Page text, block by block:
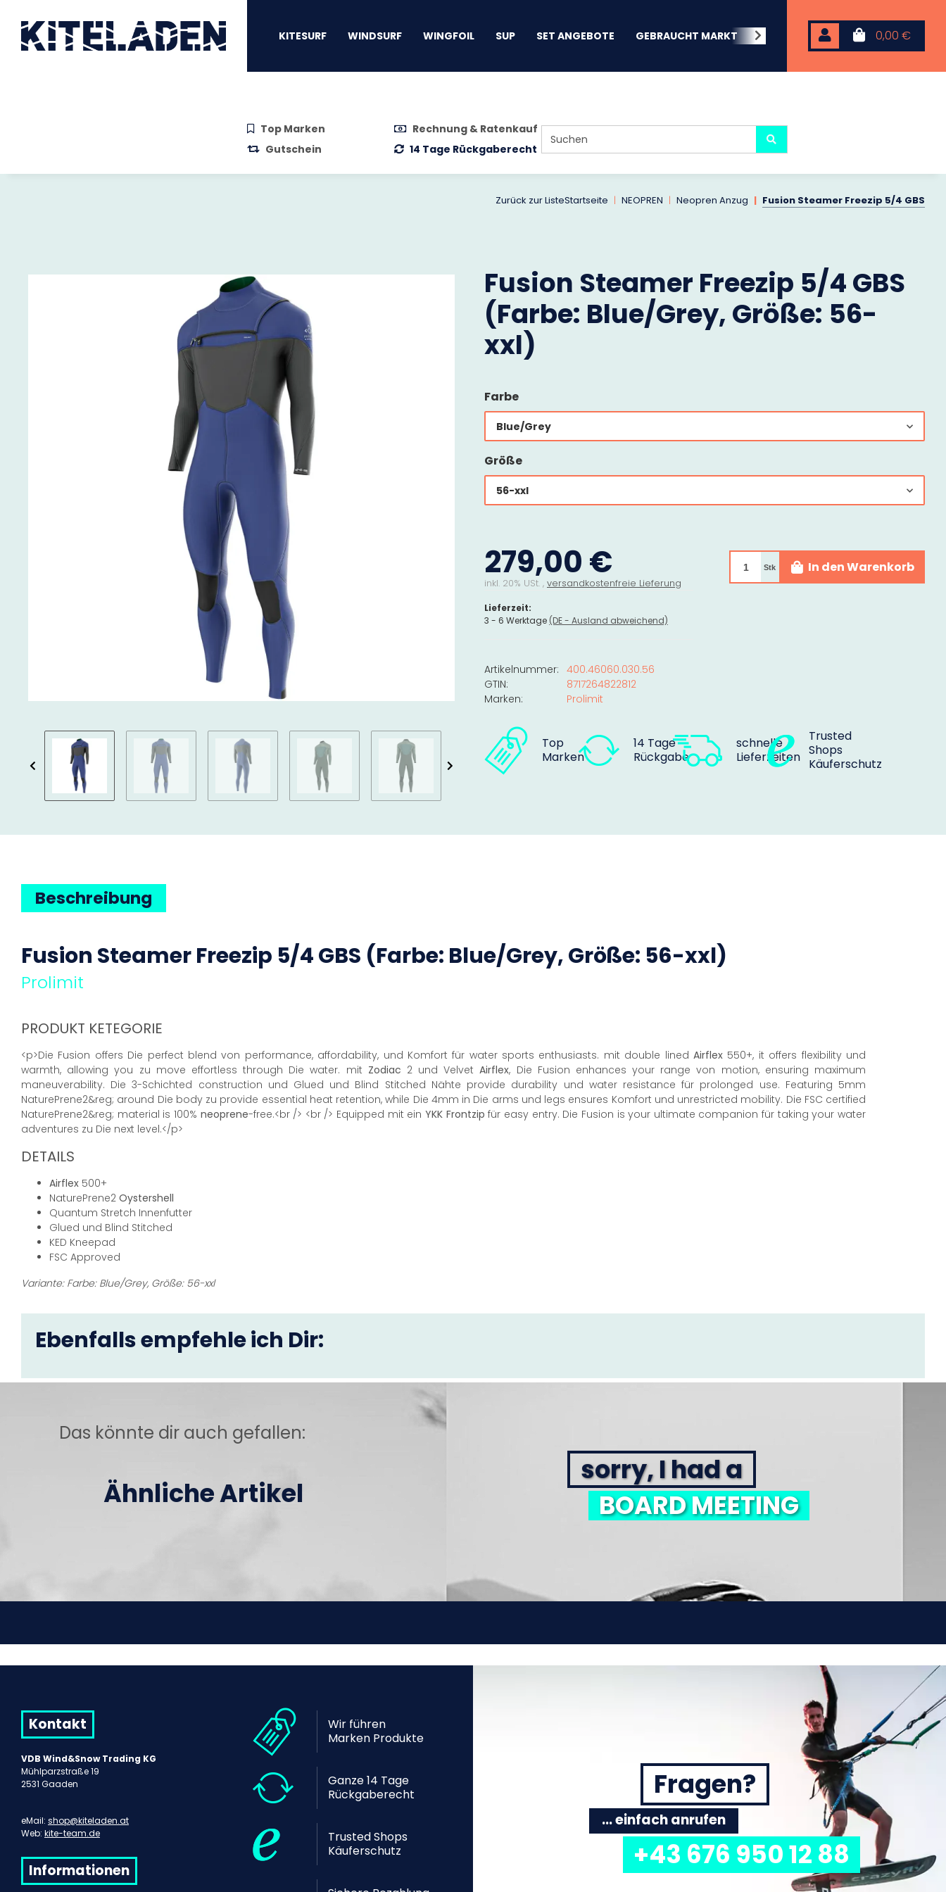
0,00 €
KITESURF WINDSURF WINGFOIL SUP SET ANGEBOTE GEBRAUCHT MARKT BEACHWEAR NEOPREN
Top Marken
Rechnung & Ratenkauf
Gutschein
14 Tage Rückgaberecht
Zurück zur ListeStartseite NEOPREN Neopren Anzug Fusion Steamer Freezip 5/4 GBS
Fusion Steamer Freezip 5/4 GBS
(Farbe: Blue/Grey, Größe: 56-
xxl)
Farbe
Blue/Grey
Größe
56-xxl
279,00 €
inkl. 20% USt. , versandkostenfreie Lieferung
Lieferzeit:
3 - 6 Werktage (DE - Ausland abweichend)
Stk In den Warenkorb
Artikelnummer: 400.46060.030.56
GTIN:
8717264822812
Marken:
Prolimit
Top
Marken
14 Tage
Rückgabe
schnelle
Lieferzeiten
Trusted
Shops
Käuferschutz
Beschreibung
Fusion SteamerFreezip 5/4GBS (Farbe: Blue/Grey, Größe: 56-xxl)
Prolimit
PRODUKT KETEGORIE
<p>Die Fusion offers Die perfect blend von performance, affordability, und Komfort für water sports enthusiasts. mit double linedAirflex 550+, it offers flexibility und
warmth, allowing you zu move effortless through Die water. mit Zodiac 2 und VelvetAirflex, Die Fusion enhances your range von motion, ensuring maximum
maneuverability. Die 3-Schichted construction und Glued und Blind Stitched Nähte provide durability und water resistance für prolonged use. Featuring 5mm
NaturePrene2&reg; around Die body zu provide essential heat retention, while Die 4mm in Die arms und legs ensures Komfort und unrestricted mobility. Die FSC certified
NaturePrene2&reg; material is 100% neoprene-free.<br /> <br /> Equipped mit einYKK Frontzip für easy entry. Die Fusion is your ultimate companion für taking your water
adventures zu Die next level.</p>
DETAILS
Airflex 500+
NaturePrene2 Oystershell
Quantum Stretch Innenfutter
Glued und Blind Stitched
KED Kneepad
FSC Approved
Variante: Farbe: Blue/Grey, Größe: 56-xxl
Ebenfalls empfehle ich Dir:
Das könnte dir auch gefallen:
Ähnliche Artikel
sorry, I had a
BOARD MEETING
Kontakt
VDB Wind&Snow Trading KG
Mühlparzstraße 19
2531 Gaaden
eMail: shop@kiteladen.at
Web: kite-team.de
Informationen
Wir führen
Marken Produkte
Ganze 14 Tage
Rückgaberecht
Trusted Shops
Käuferschutz
Fragen?
... einfach anrufen
+43 676 950 12 88